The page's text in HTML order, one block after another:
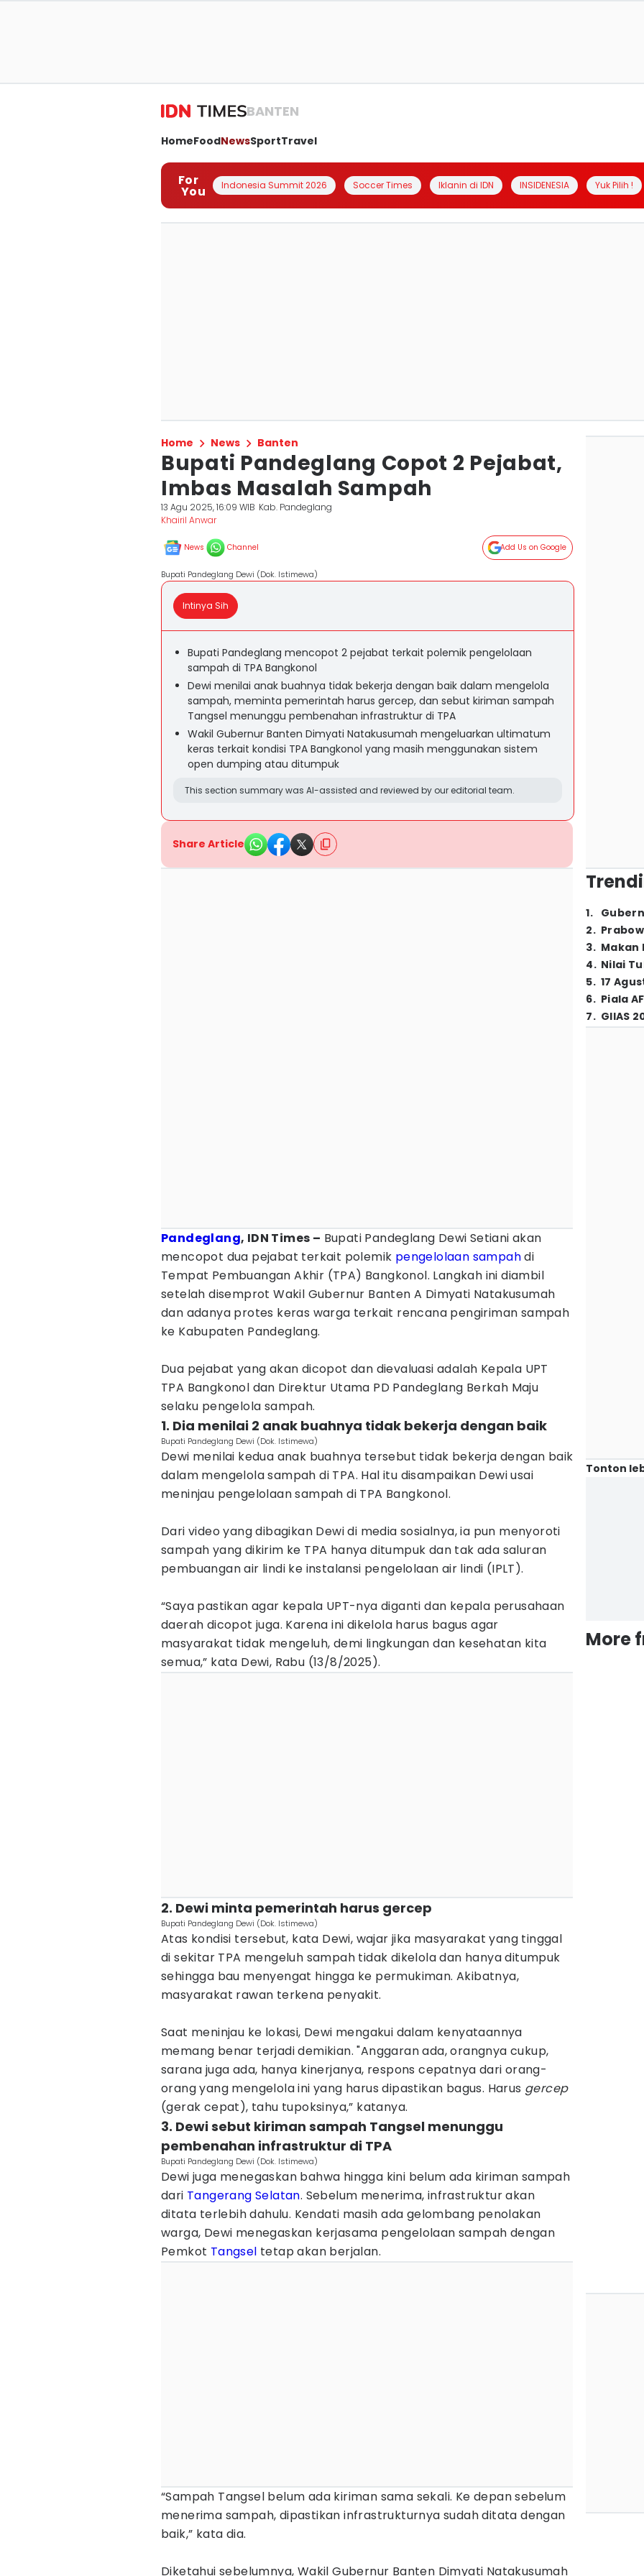
BANTEN
HomeFoodNewsSportTravel
For
You Indonesia Summit 2026 Soccer Times Iklanin di IDN INSIDENESIA Yuk Pilih !
Home News Banten
Bupati Pandeglang Copot 2 Pejabat,
Imbas Masalah Sampah
13 Agu 2025, 16:09 WIB Kab. Pandeglang
Khairil Anwar
News Channel Add Us on Google
Bupati Pandeglang Dewi (Dok. Istimewa)
Intinya Sih
Bupati Pandeglang mencopot 2 pejabat terkait polemik pengelolaan
sampah di TPA Bangkonol
Dewi menilai anak buahnya tidak bekerja dengan baik dalam mengelola
sampah, meminta pemerintah harus gercep, dan sebut kiriman sampah
Tangsel menunggu pembenahan infrastruktur di TPA
Wakil Gubernur Banten Dimyati Natakusumah mengeluarkan ultimatum
keras terkait kondisi TPA Bangkonol yang masih menggunakan sistem
open dumping atau ditumpuk
This section summary was AI-assisted and reviewed by our editorial team.
Share Article
Pandeglang, IDN Times – Bupati Pandeglang Dewi Setiani akan
mencopot dua pejabat terkait polemik pengelolaan sampahdi
Tempat Pembuangan Akhir (TPA) Bangkonol. Langkah ini diambil
setelah disemprot Wakil Gubernur Banten A Dimyati Natakusumah
dan adanya protes keras warga terkait rencana pengiriman sampah
ke Kabupaten Pandeglang.
Dua pejabat yang akan dicopot dan dievaluasi adalah Kepala UPT
TPA Bangkonol dan Direktur Utama PD Pandeglang Berkah Maju
selaku pengelola sampah.
1. Dia menilai 2 anak buahnya tidak bekerja dengan baik
Bupati Pandeglang Dewi (Dok. Istimewa)
Dewi menilai kedua anak buahnya tersebut tidak bekerja dengan baik
dalam mengelola sampah di TPA. Hal itu disampaikan Dewi usai
meninjau pengelolaan sampah di TPA Bangkonol.
Dari video yang dibagikan Dewi di media sosialnya, ia pun menyoroti
sampah yang dikirim ke TPA hanya ditumpuk dan tak ada saluran
pembuangan air lindi ke instalansi pengelolaan air lindi (IPLT).
“Saya pastikan agar kepala UPT-nya diganti dan kepala perusahaan
daerah dicopot juga. Karena ini dikelola harus bagus agar
masyarakat tidak mengeluh, demi lingkungan dan kesehatan kita
semua,” kata Dewi, Rabu (13/8/2025).
2. Dewi minta pemerintah harus gercep
Bupati Pandeglang Dewi (Dok. Istimewa)
Atas kondisi tersebut, kata Dewi, wajar jika masyarakat yang tinggal
di sekitar TPA mengeluh sampah tidak dikelola dan hanya ditumpuk
sehingga bau menyengat hingga ke permukiman. Akibatnya,
masyarakat rawan terkena penyakit.
Saat meninjau ke lokasi, Dewi mengakui dalam kenyataannya
memang benar terjadi demikian. "Anggaran ada, orangnya cukup,
sarana juga ada, hanya kinerjanya, respons cepatnya dari orang-
orang yang mengelola ini yang harus dipastikan bagus. Harus gercep
(gerak cepat), tahu tupoksinya,” katanya.
3. Dewi sebut kiriman sampah Tangsel menunggu
pembenahan infrastruktur di TPA
Bupati Pandeglang Dewi (Dok. Istimewa)
Dewi juga menegaskan bahwa hingga kini belum ada kiriman sampah
dari Tangerang Selatan. Sebelum menerima, infrastruktur akan
ditata terlebih dahulu. Kendati masih ada gelombang penolakan
warga, Dewi menegaskan kerjasama pengelolaan sampah dengan
Pemkot Tangsel tetap akan berjalan.
“Sampah Tangsel belum ada kiriman sama sekali. Ke depan sebelum
menerima sampah, dipastikan infrastrukturnya sudah ditata dengan
baik,” kata dia.
Diketahui sebelumnya, Wakil Gubernur Banten Dimyati Natakusumah
1.
2.
3. Makan
4. Nilai
5. 17
6. Piala
7. GIIAS
Tonton
More